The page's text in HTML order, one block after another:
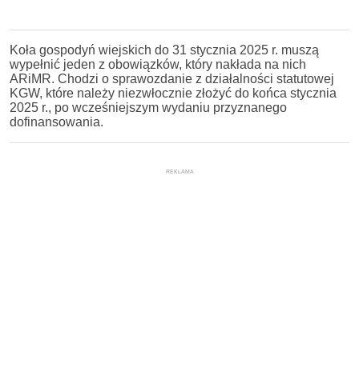
Koła gospodyń wiejskich do 31 stycznia 2025 r. muszą
wypełnić jeden z obowiązków, który nakłada na nich
ARiMR. Chodzi o sprawozdanie z działalności statutowej
KGW, które należy niezwłocznie złożyć do końca stycznia
2025 r., po wcześniejszym wydaniu przyznanego
dofinansowania.
REKLAMA